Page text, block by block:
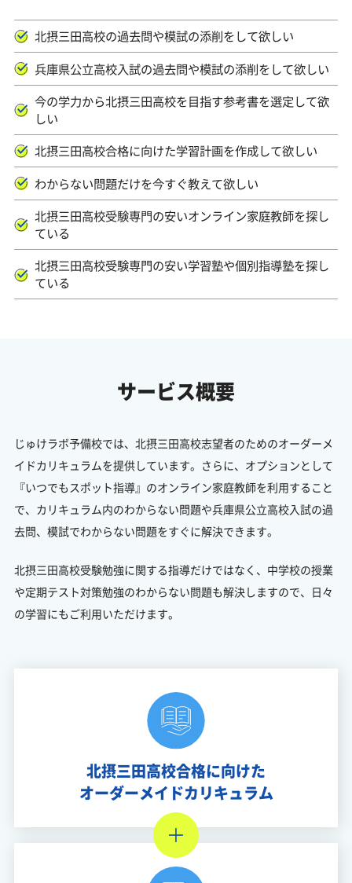
北摂三田高校の過去問や模試の添削をして欲しい
兵庫県公立高校入試の過去問や模試の添削をして欲しい
今の学力から北摂三田高校を目指す参考書を選定して欲
しい
北摂三田高校合格に向けた学習計画を作成して欲しい
わからない問題だけを今すぐ教えて欲しい
北摂三田高校受験専門の安いオンライン家庭教師を探し
ている
北摂三田高校受験専門の安い学習塾や個別指導塾を探し
ている
サービス概要
じゅけラボ予備校では、北摂三田高校志望者のためのオーダーメ
イドカリキュラムを提供しています。さらに、オプションとして
『いつでもスポット指導』のオンライン家庭教師を利用すること
で、カリキュラム内のわからない問題や兵庫県公立高校入試の過
去問、模試でわからない問題をすぐに解決できます。
北摂三田高校受験勉強に関する指導だけではなく、中学校の授業
や定期テスト対策勉強のわからない問題も解決しますので、日々
の学習にもご利用いただけます。
北摂三田高校合格に向けた
オーダーメイドカリキュラム